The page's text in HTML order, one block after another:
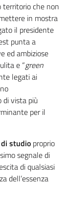
territorio che non
in mostra
il presidente
punta a
ed ambiziose
e “green
legati ai
di vista più
per il
studio proprio
segnale di
di qualsiasi
dell’essenza